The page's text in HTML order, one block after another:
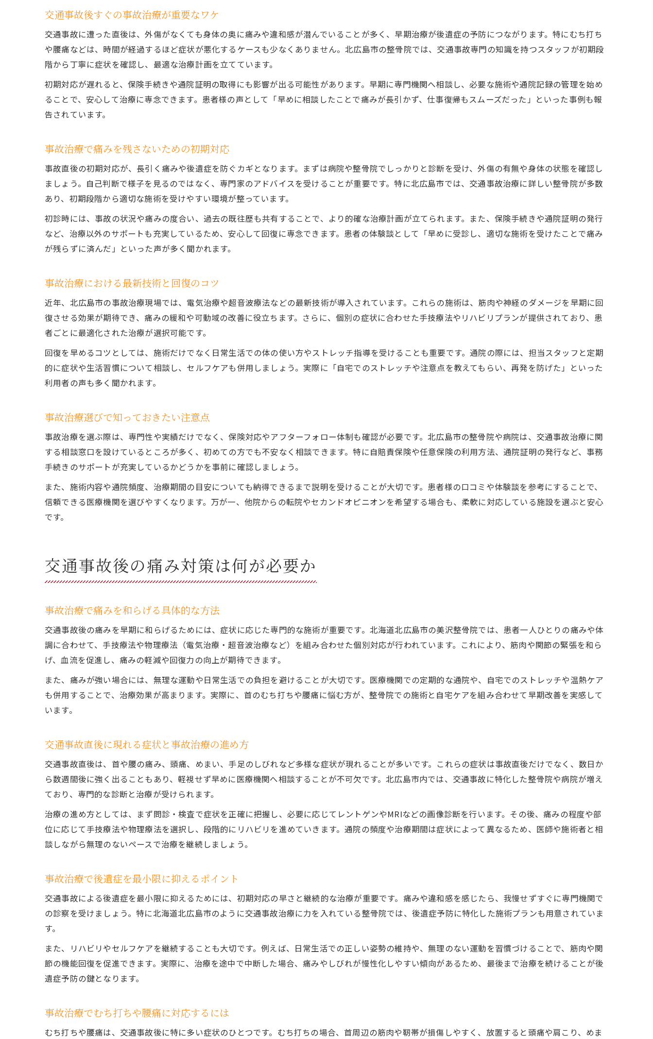
症状別に選ぶ事故治療の方法とは
むち打ち・腰痛に適した事故治療の選択肢
打撲や捻挫に効く事故治療の進め方
事故治療で複数症状に同時対応する工夫
症状ごとに違う事故治療のポイント解説
事故治療と再診のタイミングを見極めよう
後遺症リスクを減らす事故治療プランとは
事故治療における定期的なケアの重要性
事故治療を途中でやめないための工夫
通院先選びで注意したい重要な視点
事故治療選びで重視すべきサポート体制
事故治療のための営業時間やアクセス確認
交通事故後すぐの事故治療が重要なワケ
交通事故に遭った直後は、外傷がなくても身体の奥に痛みや違和感が潜んでいることが多く、早期治療が後遺症の予防につながります。特にむち打ち
や腰痛などは、時間が経過するほど症状が悪化するケースも少なくありません。北広島市の整骨院では、交通事故専門の知識を持つスタッフが初期段
階から丁寧に症状を確認し、最適な治療計画を立てています。
初期対応が遅れると、保険手続きや通院証明の取得にも影響が出る可能性があります。早期に専門機関へ相談し、必要な施術や通院記録の管理を始め
ることで、安心して治療に専念できます。患者様の声として「早めに相談したことで痛みが長引かず、仕事復帰もスムーズだった」といった事例も報
告されています。
事故治療で痛みを残さないための初期対応
事故直後の初期対応が、長引く痛みや後遺症を防ぐカギとなります。まずは病院や整骨院でしっかりと診断を受け、外傷の有無や身体の状態を確認し
ましょう。自己判断で様子を見るのではなく、専門家のアドバイスを受けることが重要です。特に北広島市では、交通事故治療に詳しい整骨院が多数
あり、初期段階から適切な施術を受けやすい環境が整っています。
初診時には、事故の状況や痛みの度合い、過去の既往歴も共有することで、より的確な治療計画が立てられます。また、保険手続きや通院証明の発行
など、治療以外のサポートも充実しているため、安心して回復に専念できます。患者の体験談として「早めに受診し、適切な施術を受けたことで痛み
が残らずに済んだ」といった声が多く聞かれます。
事故治療における最新技術と回復のコツ
近年、北広島市の事故治療現場では、電気治療や超音波療法などの最新技術が導入されています。これらの施術は、筋肉や神経のダメージを早期に回
復させる効果が期待でき、痛みの緩和や可動域の改善に役立ちます。さらに、個別の症状に合わせた手技療法やリハビリプランが提供されており、患
者ごとに最適化された治療が選択可能です。
回復を早めるコツとしては、施術だけでなく日常生活での体の使い方やストレッチ指導を受けることも重要です。通院の際には、担当スタッフと定期
的に症状や生活習慣について相談し、セルフケアも併用しましょう。実際に「自宅でのストレッチや注意点を教えてもらい、再発を防げた」といった
利用者の声も多く聞かれます。
事故治療選びで知っておきたい注意点
事故治療を選ぶ際は、専門性や実績だけでなく、保険対応やアフターフォロー体制も確認が必要です。北広島市の整骨院や病院は、交通事故治療に関
する相談窓口を設けているところが多く、初めての方でも不安なく相談できます。特に自賠責保険や任意保険の利用方法、通院証明の発行など、事務
手続きのサポートが充実しているかどうかを事前に確認しましょう。
また、施術内容や通院頻度、治療期間の目安についても納得できるまで説明を受けることが大切です。患者様の口コミや体験談を参考にすることで、
信頼できる医療機関を選びやすくなります。万が一、他院からの転院やセカンドオピニオンを希望する場合も、柔軟に対応している施設を選ぶと安心
です。
交通事故後の痛み対策は何が必要か
事故治療で痛みを和らげる具体的な方法
交通事故後の痛みを早期に和らげるためには、症状に応じた専門的な施術が重要です。北海道北広島市の美沢整骨院では、患者一人ひとりの痛みや体
調に合わせて、手技療法や物理療法（電気治療・超音波治療など）を組み合わせた個別対応が行われています。これにより、筋肉や関節の緊張を和ら
げ、血流を促進し、痛みの軽減や回復力の向上が期待できます。
また、痛みが強い場合には、無理な運動や日常生活での負担を避けることが大切です。医療機関での定期的な通院や、自宅でのストレッチや温熱ケア
も併用することで、治療効果が高まります。実際に、首のむち打ちや腰痛に悩む方が、整骨院での施術と自宅ケアを組み合わせて早期改善を実感して
います。
交通事故直後に現れる症状と事故治療の進め方
交通事故直後は、首や腰の痛み、頭痛、めまい、手足のしびれなど多様な症状が現れることが多いです。これらの症状は事故直後だけでなく、数日か
ら数週間後に強く出ることもあり、軽視せず早めに医療機関へ相談することが不可欠です。北広島市内では、交通事故に特化した整骨院や病院が増え
ており、専門的な診断と治療が受けられます。
治療の進め方としては、まず問診・検査で症状を正確に把握し、必要に応じてレントゲンやMRIなどの画像診断を行います。その後、痛みの程度や部
位に応じて手技療法や物理療法を選択し、段階的にリハビリを進めていきます。通院の頻度や治療期間は症状によって異なるため、医師や施術者と相
談しながら無理のないペースで治療を継続しましょう。
事故治療で後遺症を最小限に抑えるポイント
交通事故による後遺症を最小限に抑えるためには、初期対応の早さと継続的な治療が重要です。痛みや違和感を感じたら、我慢せずすぐに専門機関で
の診察を受けましょう。特に北海道北広島市のように交通事故治療に力を入れている整骨院では、後遺症予防に特化した施術プランも用意されていま
す。
また、リハビリやセルフケアを継続することも大切です。例えば、日常生活での正しい姿勢の維持や、無理のない運動を習慣づけることで、筋肉や関
節の機能回復を促進できます。実際に、治療を途中で中断した場合、痛みやしびれが慢性化しやすい傾向があるため、最後まで治療を続けることが後
遺症予防の鍵となります。
事故治療でむち打ちや腰痛に対応するには
むち打ちや腰痛は、交通事故後に特に多い症状のひとつです。むち打ちの場合、首周辺の筋肉や靭帯が損傷しやすく、放置すると頭痛や肩こり、めま